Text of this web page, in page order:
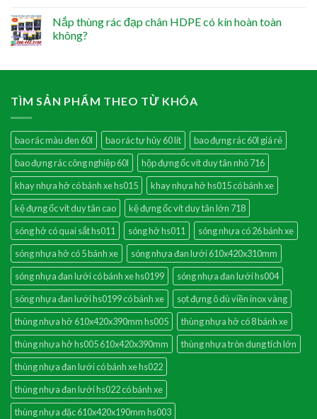
Nắp thùng rác đạp chân HDPE có kín hoàn toàn
không?
TÌM SẢN PHẨM THEO TỪ KHÓA
bao rác màu đen 60l bao rác tự hủy 60 lít
bao đựng rác 60l giá rẻ
bao đựng rác công nghiệp 60l
hộp đựng ốc vít duy tân nhỏ 716
khay nhựa hở có bánh xe hs015
khay nhựa hở hs015 có bánh xe
kệ đựng ốc vít duy tân cao
kệ đựng ốc vít duy tân lớn 718
sóng hở có quai sắt hs011
sóng hở hs011
sóng nhựa có 26 bánh xe
sóng nhựa hở có 5 bánh xe
sóng nhựa đan lưới 610x420x310mm
sóng nhựa đan lưới có bánh xe hs0199
sóng nhựa đan lưới hs004
sóng nhựa đan lưới hs0199 có bánh xe
sọt đựng ô dù viền inox vàng
thùng nhựa hở 610x420x390mm hs005
thùng nhựa hở có 8 bánh xe
thùng nhựa hở hs005 610x420x390mm
thùng nhựa tròn dung tích lớn
thùng nhựa đan lưới có bánh xe hs022
thùng nhựa đan lưới hs022 có bánh xe
thùng nhựa đặc 610x420x190mm hs003